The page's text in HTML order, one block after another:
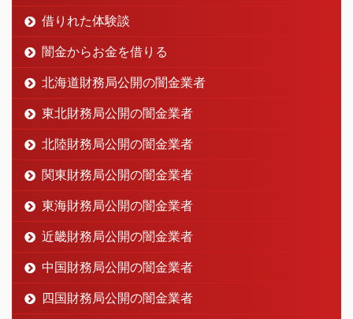
借りれた体験談
闇金からお金を借りる
北海道財務局公開の闇金業者
東北財務局公開の闇金業者
北陸財務局公開の闇金業者
関東財務局公開の闇金業者
東海財務局公開の闇金業者
近畿財務局公開の闇金業者
中国財務局公開の闇金業者
四国財務局公開の闇金業者